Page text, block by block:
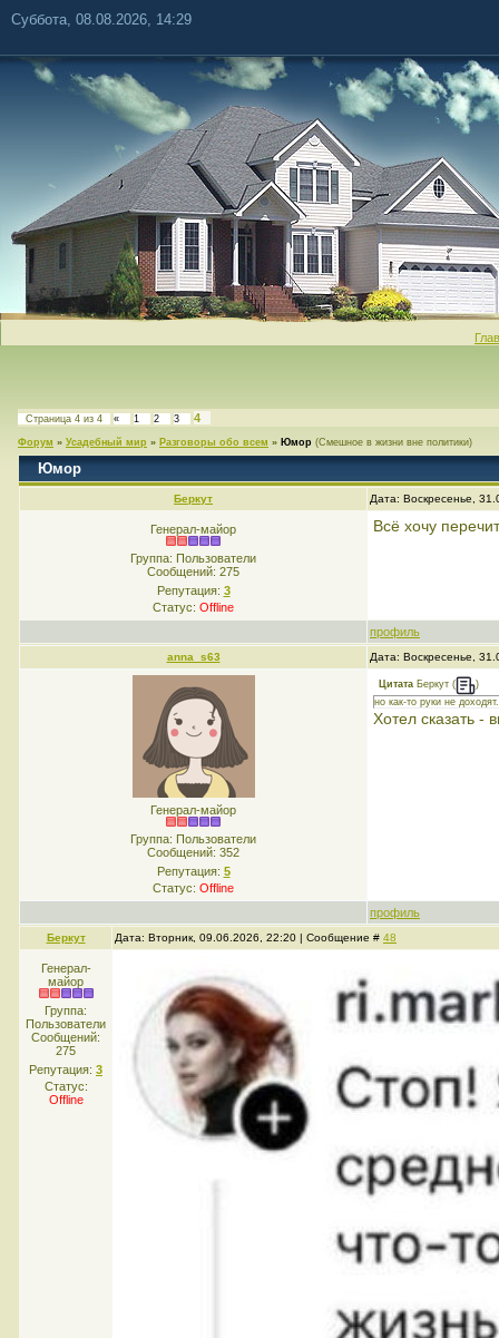
Суббота, 08.08.2026, 14:29
Страница 4 из 4 « 1 2 3 4
Форум » Усадебный мир » Разговоры обо всем » Юмор (Смешное в жизни вне политики)
Юмор
Беркут Дата: Воскресенье,
Генерал-майор
Группа: Пользователи
Сообщений: 275
Репутация: 3
Статус: Offline
Всё хочу
профиль
anna_s63 Дата: Воскресенье,
Генерал-майор
Группа: Пользователи
Сообщений: 352
Репутация: 5
Статус: Offline
Цитата Беркут (
)
но как-то руки не доходят.
Хотел сказать -
профиль
Беркут Дата: Вторник, 09.06.2026, 22:20 | Сообщение # 48
Генерал-
майор
Группа:
Пользователи
Сообщений:
275
Репутация: 3
Статус:
Offline